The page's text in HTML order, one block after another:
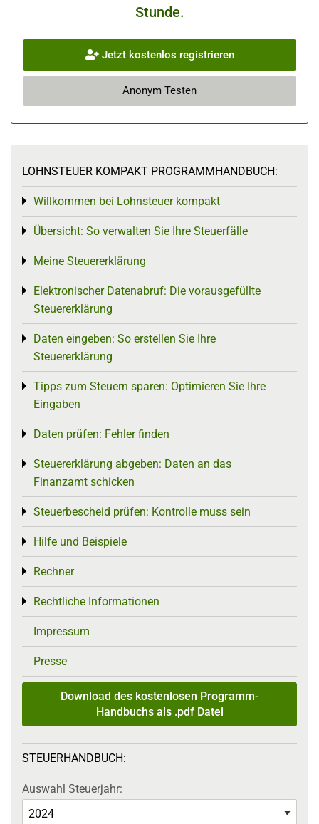
Stunde.
Jetzt kostenlos registrieren
Anonym Testen
LOHNSTEUER KOMPAKT PROGRAMMHANDBUCH:
Willkommen bei Lohnsteuer kompakt
Toggle menu
Übersicht: So verwalten Sie Ihre Steuerfälle
Toggle menu
Meine Steuererklärung
Toggle menu
Elektronischer Datenabruf: Die vorausgefüllte
Steuererklärung
Toggle menu
Daten eingeben: So erstellen Sie Ihre
Steuererklärung
Toggle menu
Tipps zum Steuern sparen: Optimieren Sie Ihre
Eingaben
Toggle menu
Daten prüfen: Fehler finden
Toggle menu
Steuererklärung abgeben: Daten an das
Finanzamt schicken
Toggle menu
Steuerbescheid prüfen: Kontrolle muss sein
Toggle menu
Hilfe und Beispiele
Toggle menu
Rechner
Toggle menu
Rechtliche Informationen
Toggle menu
Impressum
Presse
Download des kostenlosen Programm-
Handbuchs als .pdf Datei
STEUERHANDBUCH:
Auswahl Steuerjahr: